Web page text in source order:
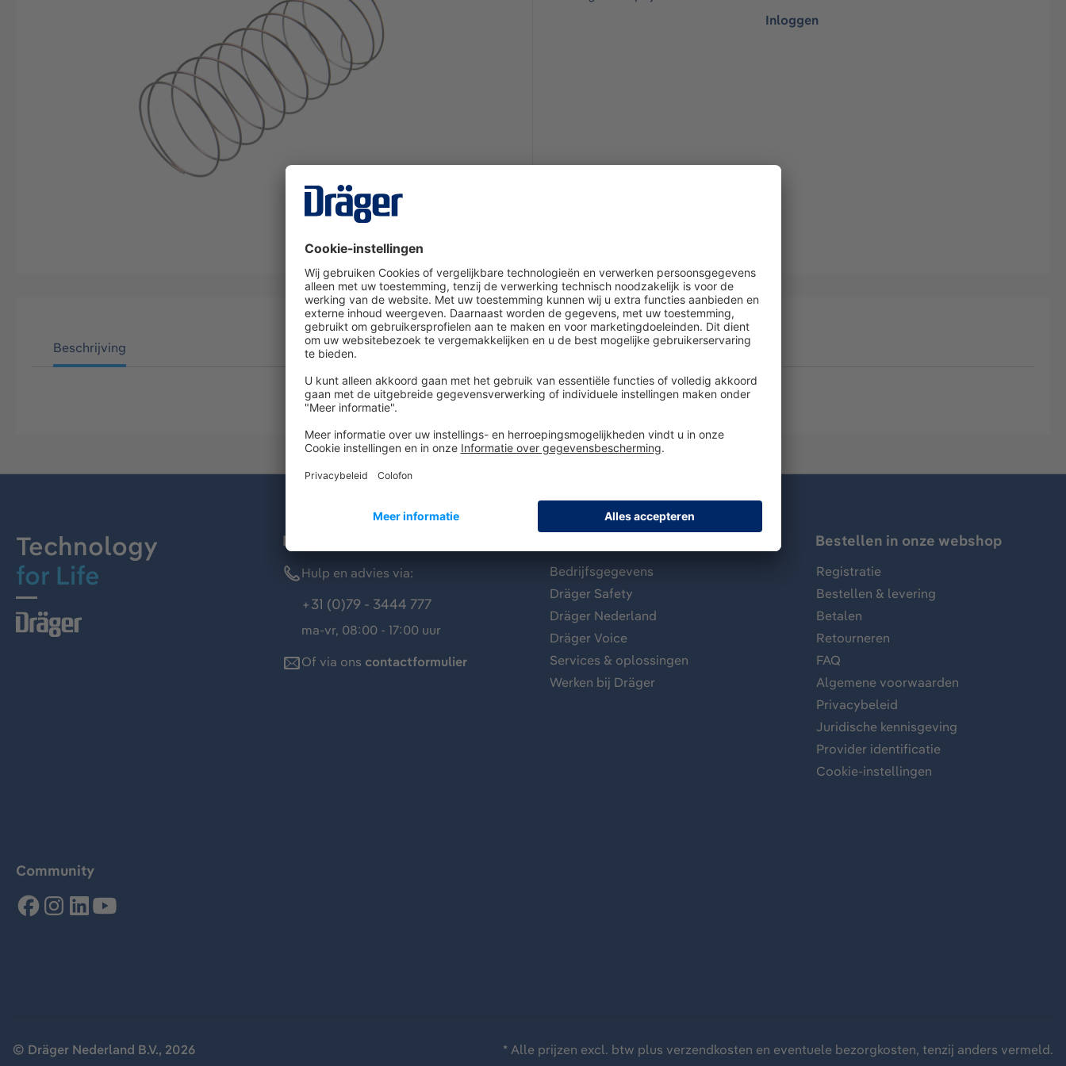
Inloggen
Beschrijving
Technology
for Life
Dräger klantenservice
Hulp en advies via:
+31 (0)79 - 3444 777
ma-vr, 08:00 - 17:00 uur
Of via ons contactformulier
Bedrijfsgegevens
Dräger Safety
Dräger Nederland
Dräger Voice
Services & oplossingen
Werken bij Dräger
Bestellen in onze webshop
Registratie
Bestellen & levering
Betalen
Retourneren
FAQ
Algemene voorwaarden
Privacybeleid
Juridische kennisgeving
Provider identificatie
Cookie-instellingen
Community
© Dräger Nederland B.V., 2026 * Alle prijzen excl. btw plus verzendkosten en eventuele bezorgkosten, tenzij anders vermeld.